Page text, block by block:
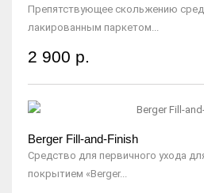
Препятствующее скольжению
лакированным паркетом...
2 900 р.
Berger Fill-and-Finish
Средство для первичного ухода
покрытием «Berger...